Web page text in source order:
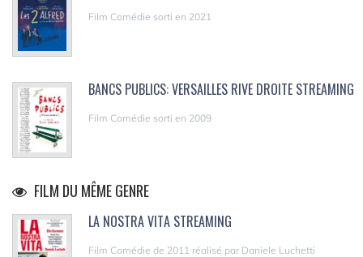
Film Comédie sorti en 2021
BANCS PUBLICS: VERSAILLES RIVE DROITE STREAMING
Film Comédie sorti en 2009
FILM DU MÊME GENRE
LA NOSTRA VITA STREAMING
Film Comédie de 2011 réalisé par Daniele Luchetti